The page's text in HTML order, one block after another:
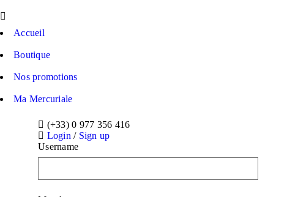
Accueil
Boutique
Nos promotions
Ma Mercuriale
(+33) 0 977 356 416
Login / Sign up
Username